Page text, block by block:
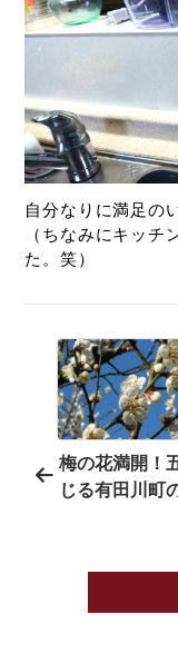
自分なりに満足の
（ちなみにキッチ
た。笑）
梅の花満開！
じる有田川町